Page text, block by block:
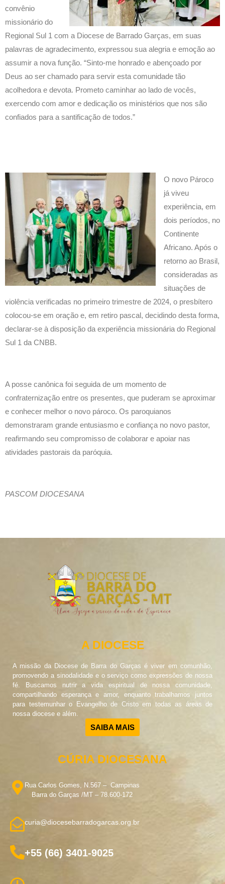
convênio
missionário do
Regional Sul 1 com a Diocese de Barrado Garças, em suas
palavras de agradecimento, expressou sua alegria e emoção ao
assumir a nova função. “Sinto-me honrado e abençoado por
Deus ao ser chamado para servir esta comunidade tão
acolhedora e devota. Prometo caminhar ao lado de vocês,
exercendo com amor e dedicação os ministérios que nos são
confiados para a santificação de todos.”
O novo Pároco
já viveu
experiência, em
dois períodos, no
Continente
Africano. Após o
retorno ao Brasil,
consideradas as
situações de
violência verificadas no primeiro trimestre de 2024, o presbítero
colocou-se em oração e, em retiro pascal, decidindo desta forma,
declarar-se à disposição da experiência missionária do Regional
Sul 1 da CNBB.
A posse canônica foi seguida de um momento de
confraternização entre os presentes, que puderam se aproximar
e conhecer melhor o novo pároco. Os paroquianos
demonstraram grande entusiasmo e confiança no novo pastor,
reafirmando seu compromisso de colaborar e apoiar nas
atividades pastorais da paróquia.
PASCOM DIOCESANA
A DIOCESE
A missão da Diocese de Barra do Garças é viver em comunhão,
promovendo a sinodalidade e o serviço como expressões de nossa
fé. Buscamos nutrir a vida espiritual de nossa comunidade,
compartilhando esperança e amor, enquanto trabalhamos juntos
para testemunhar o Evangelho de Cristo em todas as áreas de
nossa diocese e além.
SAIBA MAIS
CÚRIA DIOCESANA
Rua Carlos Gomes, N.567 – Campinas
Barra do Garças /MT – 78.600-172
curia@diocesebarradogarcas.org.br
+55 (66) 3401-9025